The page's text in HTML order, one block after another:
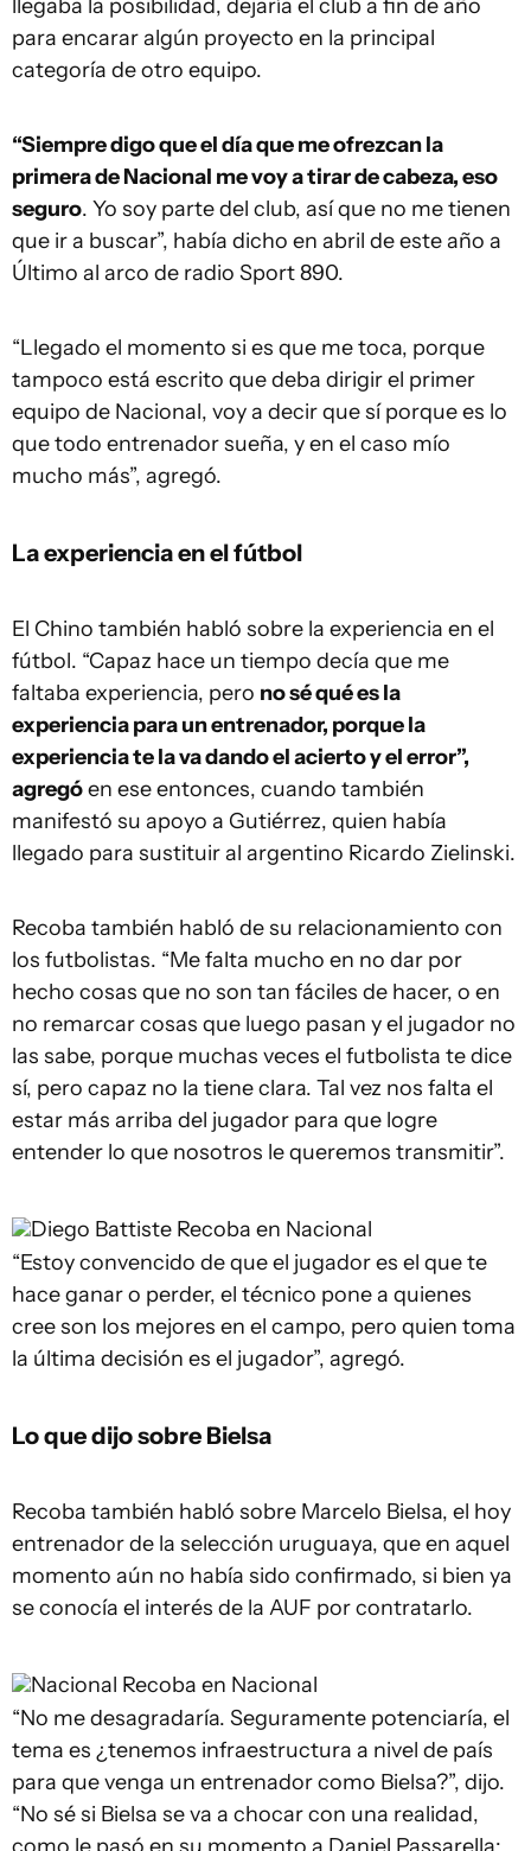
llegaba la posibilidad, dejaría el club a fin de año
para encarar algún proyecto en la principal
categoría de otro equipo.
“Siempre digo que el día que me ofrezcan la
primera de Nacional me voy a tirar de cabeza, eso
seguro. Yo soy parte del club, así que no me tienen
que ir a buscar”, había dicho en abril de este año a
Último al arco de radio Sport 890.
“Llegado el momento si es que me toca, porque
tampoco está escrito que deba dirigir el primer
equipo de Nacional, voy a decir que sí porque es lo
que todo entrenador sueña, y en el caso mío
mucho más”, agregó.
La experiencia en el fútbol
El Chino también habló sobre la experiencia en el
fútbol. “Capaz hace un tiempo decía que me
faltaba experiencia, pero no sé qué es la
experiencia para un entrenador, porque la
experiencia te la va dando el acierto y el error”,
agregóen ese entonces, cuando también
manifestó su apoyo a Gutiérrez, quien había
llegado para sustituir al argentino Ricardo Zielinski.
Recoba también habló de su relacionamiento con
los futbolistas. “Me falta mucho en no dar por
hecho cosas que no son tan fáciles de hacer, o en
no remarcar cosas que luego pasan y el jugador no
las sabe, porque muchas veces el futbolista te dice
sí, pero capaz no la tiene clara. Tal vez nos falta el
estar más arriba del jugador para que logre
entender lo que nosotros le queremos transmitir”.
Diego Battiste Recoba en Nacional
“Estoy convencido de que el jugador es el que te
hace ganar o perder, el técnico pone a quienes
cree son los mejores en el campo, pero quien toma
la última decisión es el jugador”, agregó.
Lo que dijo sobre Bielsa
Recoba también habló sobre Marcelo Bielsa, el hoy
entrenador de la selección uruguaya, que en aquel
momento aún no había sido confirmado, si bien ya
se conocía el interés de la AUF por contratarlo.
Nacional Recoba en Nacional
“No me desagradaría. Seguramente potenciaría, el
tema es ¿tenemos infraestructura a nivel de país
para que venga un entrenador como Bielsa?”, dijo.
“No sé si Bielsa se va a chocar con una realidad,